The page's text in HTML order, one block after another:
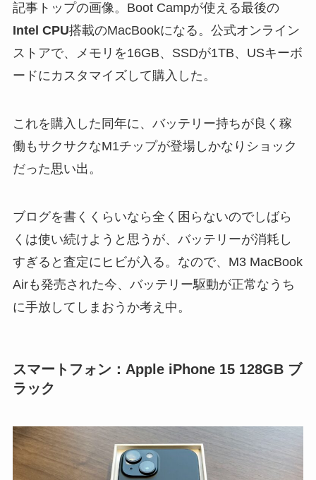
記事トップの画像。Boot Campが使える最後の
Intel CPU搭載のMacBookになる。公式オンライン
ストアで、メモリを16GB、SSDが1TB、USキーボ
ードにカスタマイズして購入した。
これを購入した同年に、バッテリー持ちが良く稼
働もサクサクなM1チップが登場しかなりショック
だった思い出。
ブログを書くくらいなら全く困らないのでしばら
くは使い続けようと思うが、バッテリーが消耗し
すぎると査定にヒビが入る。なので、M3 MacBook
Airも発売された今、バッテリー駆動が正常なうち
に手放してしまおうか考え中。
スマートフォン：Apple iPhone 15 128GB ブ
ラック